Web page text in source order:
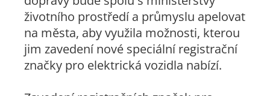
životního prostředí a průmyslu apelovat
na města, aby využila možnosti, kterou
jim zavedení nové speciální registrační
značky pro elektrická vozidla nabízí.